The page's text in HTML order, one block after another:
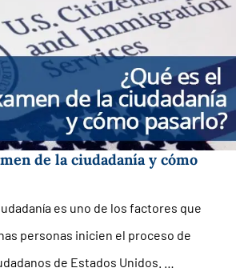
de la ciudadanía y cómo
es uno de los factores que
personas inicien el proceso de
de Estados Unidos. …